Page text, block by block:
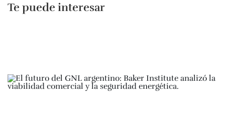
Te puede interesar